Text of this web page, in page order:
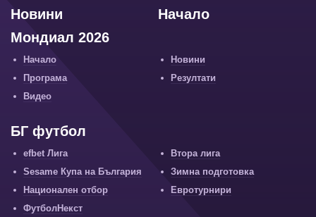
Начало
Новини
Мондиал 2026
Начало
Новини
Програма
Резултати
Видео
БГ футбол
efbet Лига
Втора лига
Sesame Купа на България
Зимна подготовка
Национален отбор
Евротурнири
ФутболНекст